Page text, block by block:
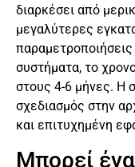
διαρκέσει από
μεγαλύτερες
συστήματα, το
στους 4-6 μήνες. Η
σχεδιασμός στην
και επιτυχημένη
Μπορεί